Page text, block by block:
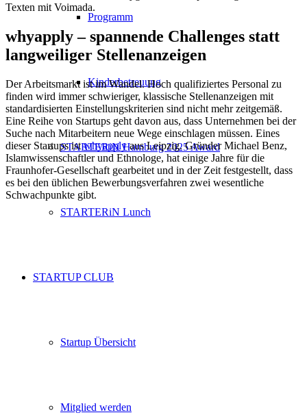
Programm
Kinderbetreuung
STARTERiN Hamburg 2025 Award
STARTERiN Lunch
STARTUP CLUB
Startup Übersicht
Mitglied werden
Texten mit Voimada.
whyapply – spannende Challenges statt
langweiliger Stellenanzeigen
Der Arbeitsmarkt ist im Wandel. Hoch qualifiziertes Personal zu
finden wird immer schwieriger, klassische Stellenanzeigen mit
standardisierten Einstellungskriterien sind nicht mehr zeitgemäß.
Eine Reihe von Startups geht davon aus, dass Unternehmen bei der
Suche nach Mitarbeitern neue Wege einschlagen müssen. Eines
dieser Startups istwhyapplyaus Leipzig. Gründer Michael Benz,
Islamwissenschaftler und Ethnologe, hat einige Jahre für die
Fraunhofer-Gesellschaft gearbeitet und in der Zeit festgestellt, dass
es bei den üblichen Bewerbungsverfahren zwei wesentliche
Schwachpunkte gibt.